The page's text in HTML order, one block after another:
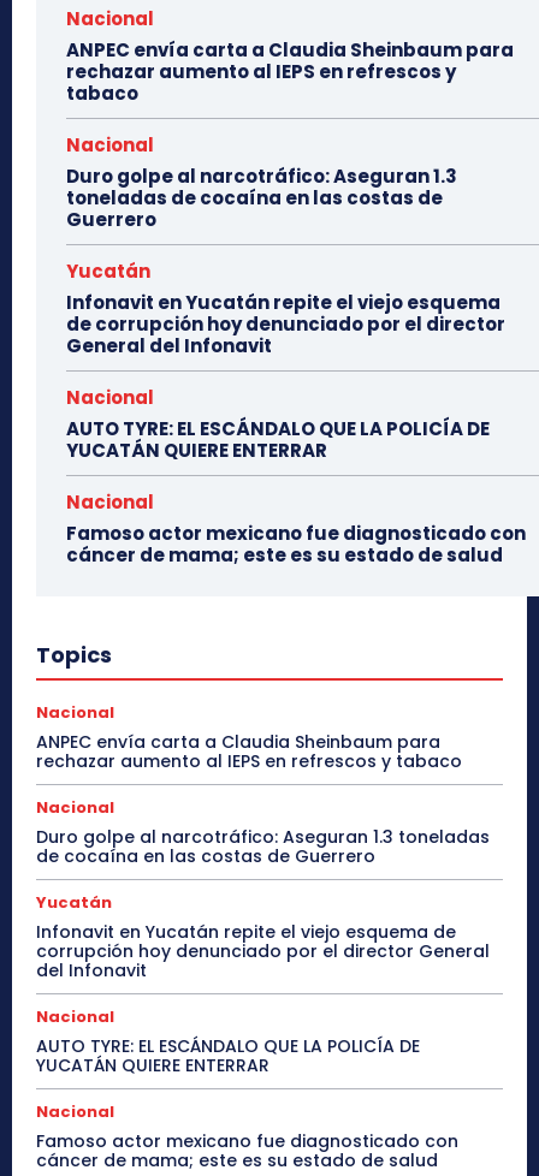
Nacional
ANPEC envía carta a Claudia Sheinbaum para
rechazar aumento al IEPS en refrescos y
tabaco
Nacional
Duro golpe al narcotráfico: Aseguran 1.3
toneladas de cocaína en las costas de
Guerrero
Yucatán
Infonavit en Yucatán repite el viejo esquema
de corrupción hoy denunciado por el director
General del Infonavit
Nacional
AUTO TYRE: EL ESCÁNDALO QUE LA POLICÍA DE
YUCATÁN QUIERE ENTERRAR
Nacional
Famoso actor mexicano fue diagnosticado con
cáncer de mama; este es su estado de salud
Topics
Nacional
ANPEC envía carta a Claudia Sheinbaum para
rechazar aumento al IEPS en refrescos y tabaco
Nacional
Duro golpe al narcotráfico: Aseguran 1.3 toneladas
de cocaína en las costas de Guerrero
Yucatán
Infonavit en Yucatán repite el viejo esquema de
corrupción hoy denunciado por el director General
del Infonavit
Nacional
AUTO TYRE: EL ESCÁNDALO QUE LA POLICÍA DE
YUCATÁN QUIERE ENTERRAR
Nacional
Famoso actor mexicano fue diagnosticado con
cáncer de mama; este es su estado de salud